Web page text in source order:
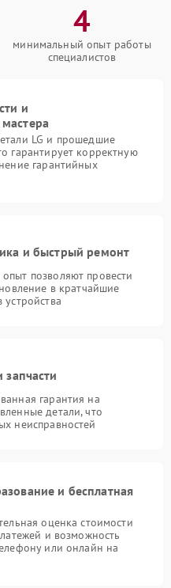
4
минимальный опыт работы
специалистов
и
LG и прошедшие
гарантирует корректную
гарантийных
и быстрый ремонт
позволяют провести
в кратчайшие
запчасти
гарантия на
детали, что
неисправностей
и бесплатная
оценка стоимости
и возможность
или онлайн на